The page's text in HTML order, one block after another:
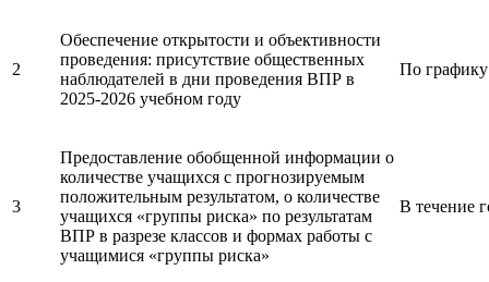
2
Обеспечение открытости и объективности
проведения: присутствие общественных
наблюдателей в дни проведения ВПР в
2025-2026 учебном году
По графику
3
Предоставление обобщенной информации о
количестве учащихся с прогнозируемым
положительным результатом, о количестве
учащихся «группы риска» по результатам
ВПР в разрезе классов и формах работы с
учащимися «группы риска»
В течение